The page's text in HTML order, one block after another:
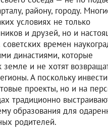
району, городу.
условиях не только
и друзей, но и
времен
династиями, которые
земле и не хотят
А поскольку
проекты, но и на
традиционно
образования для
родителей.